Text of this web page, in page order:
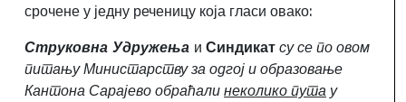
срочене у једну реченицу која гласи овако:
Струковна Удружења и Синдикат су се по овом
питању Министарству за одгој и образовање
Кантона Сарајево обраћали неколико пута у